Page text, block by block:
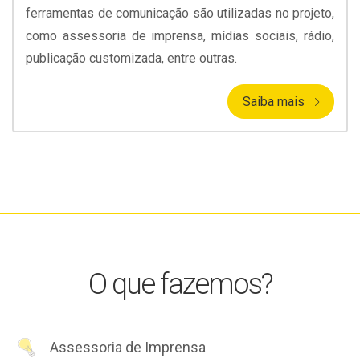
ferramentas de comunicação são utilizadas no projeto,
como assessoria de imprensa, mídias sociais, rádio,
publicação customizada, entre outras.
Saiba mais
O que fazemos?
Assessoria de Imprensa